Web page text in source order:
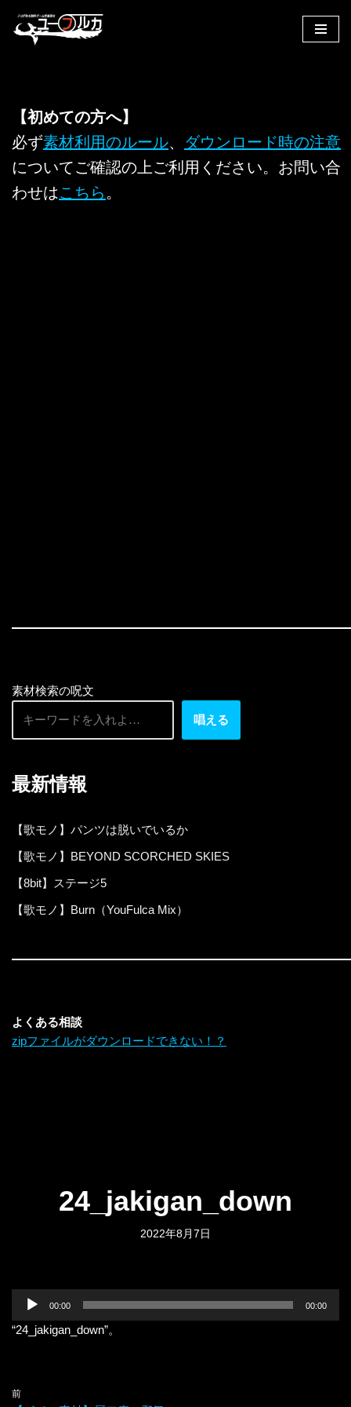
へ
キ
ッ
【初めての方へ】
必ず素材利用のルール、 ダウンロード時の注意
についてご確認の上ご利用ください。お問い合
わせはこちら 。
素材検索の呪文
唱える
最新情報
【歌モノ】パンツは脱いでいるか
【歌モノ】BEYOND SCORCHED SKIES
【8bit】ステージ5
【歌モノ】Burn（YouFulca Mix）
よくある相談
zipファイルがダウンロードできない！？
24_jakigan_down
2022年8月7日
プ
ヤ
00:00 00:00
“24_jakigan_down”。
前